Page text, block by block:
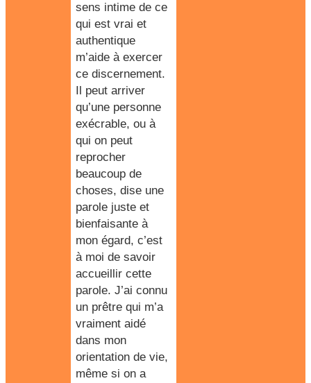
sens intime de ce
qui est vrai et
authentique
m’aide à exercer
ce discernement.
Il peut arriver
qu’une personne
exécrable, ou à
qui on peut
reprocher
beaucoup de
choses, dise une
parole juste et
bienfaisante à
mon égard, c’est
à moi de savoir
accueillir cette
parole. J’ai connu
un prêtre qui m’a
vraiment aidé
dans mon
orientation de vie,
même si on a